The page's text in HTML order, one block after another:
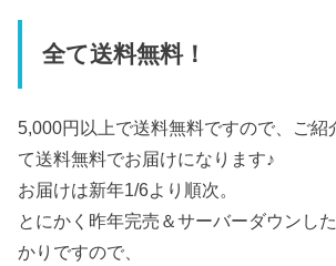
全て送料無料！
5,000円以上で送料無料ですので、ご紹
て送料無料でお届けになります♪
お届けは新年1/6より順次。
とにかく昨年完売＆サーバーダウンし
かりですので、